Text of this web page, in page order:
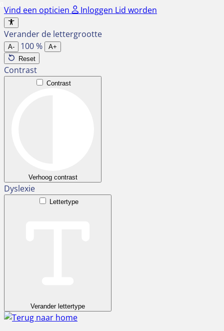
Ga
naar
de
inhoud
Vind een opticien Inloggen Lid worden
Verander de lettergrootte
A- 100%
A+
Reset
Contrast
Contrast
Verhoog contrast
Dyslexie
Lettertype
Verander lettertype